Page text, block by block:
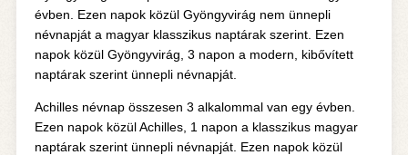
évben. Ezen napok közül Gyöngyvirág nem ünnepli
névnapját a magyar klasszikus naptárak szerint. Ezen
napok közül Gyöngyvirág, 3 napon a modern, kibővített
naptárak szerint ünnepli névnapját.
Achilles névnap összesen 3 alkalommal van egy évben.
Ezen napok közül Achilles, 1 napon a klasszikus magyar
naptárak szerint ünnepli névnapját. Ezen napok közül